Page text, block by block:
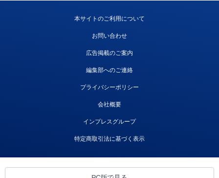
本サイトのご利用について
お問い合わせ
広告掲載のご案内
編集部へのご連絡
プライバシーポリシー
会社概要
インプレスグループ
特定商取引法に基づく表示